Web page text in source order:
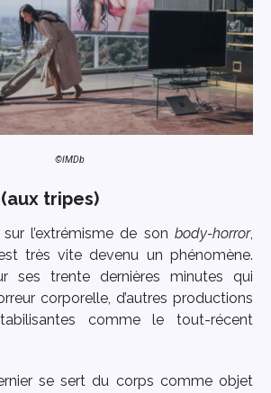
©IMDb
tripes)
l’extrémisme de son body-horror,
très vite devenu un phénomène.
ses trente dernières minutes qui
corporelle, d’autres productions
comme le tout-récent
se sert du corps comme objet